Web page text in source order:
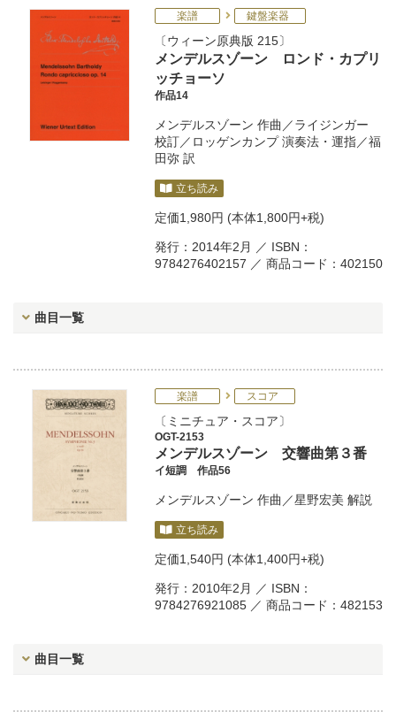
楽譜 鍵盤楽器
ウィーン原典版 215
メンデルスゾーン ロンド・カプリ
ッチョーソ
作品14
メンデルスゾーン 作曲／ライジンガー
校訂／ ロッゲンカンプ演奏法・運指／福
田弥 訳
立ち読み
定価1,980円 (本体1,800円+税)
発行：2014年2月 ／ ISBN：
9784276402157 ／ 商品コード：402150
曲目一覧
楽譜 スコア
ミニチュア・スコア
OGT-2153
メンデルスゾーン 交響曲第３番
イ短調 作品56
メンデルスゾーン 作曲／星野宏美 解説
立ち読み
定価1,540円 (本体1,400円+税)
発行：2010年2月 ／ ISBN：
9784276921085 ／ 商品コード：482153
曲目一覧